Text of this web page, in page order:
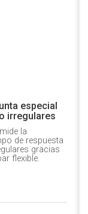
especial
irregulares
la
de respuesta
gracias
flexible.